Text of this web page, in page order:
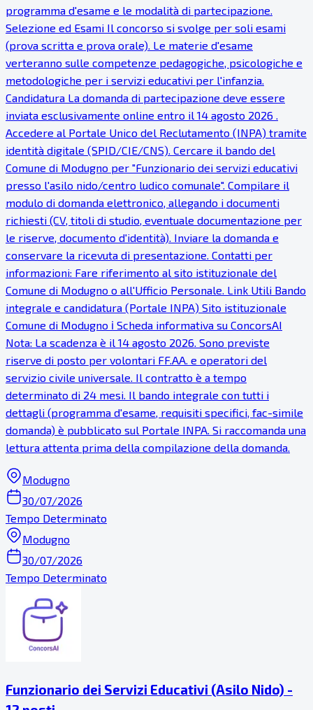
programma d'esame e le modalità di partecipazione.
Selezione ed Esami Il concorso si svolge per soli esami
(prova scritta e prova orale). Le materie d'esame
verteranno sulle competenze pedagogiche, psicologiche e
metodologiche per i servizi educativi per l'infanzia.
Candidatura La domanda di partecipazione deve essere
inviata esclusivamente online entro il 14 agosto 2026 .
Accedere al Portale Unico del Reclutamento (INPA) tramite
identità digitale (SPID/CIE/CNS). Cercare il bando del
Comune di Modugno per "Funzionario dei servizi educativi
presso l'asilo nido/centro ludico comunale". Compilare il
modulo di domanda elettronico, allegando i documenti
richiesti (CV, titoli di studio, eventuale documentazione per
le riserve, documento d'identità). Inviare la domanda e
conservare la ricevuta di presentazione. Contatti per
informazioni: Fare riferimento al sito istituzionale del
Comune di Modugno o all'Ufficio Personale. Link Utili Bando
integrale e candidatura (Portale INPA) Sito istituzionale
Comune di Modugno ℹ Scheda informativa su ConcorsAI
Nota: La scadenza è il 14 agosto 2026. Sono previste
riserve di posto per volontari FF.AA. e operatori del
servizio civile universale. Il contratto è a tempo
determinato di 24 mesi. Il bando integrale con tutti i
dettagli (programma d'esame, requisiti specifici, fac-simile
domanda) è pubblicato sul Portale INPA. Si raccomanda una
lettura attenta prima della compilazione della domanda.
Modugno
30/07/2026
Tempo Determinato
Modugno
30/07/2026
Tempo Determinato
Funzionario dei Servizi Educativi (Asilo Nido) -